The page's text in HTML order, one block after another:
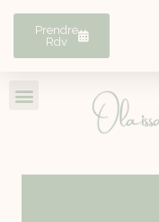
Prendre
Rdv